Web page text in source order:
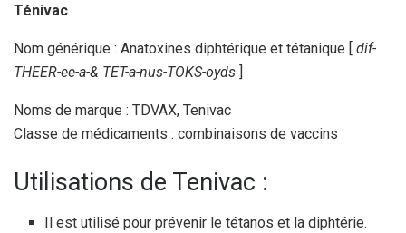
Ténivac
Nom générique : Anatoxines diphtérique et tétanique [ dif-
THEER-ee-a-& TET-a-nus-TOKS-oyds ]
Noms de marque : TDVAX, Tenivac
Classe de médicaments : combinaisons de vaccins
Utilisations de Tenivac :
Il est utilisé pour prévenir le tétanos et la diphtérie.